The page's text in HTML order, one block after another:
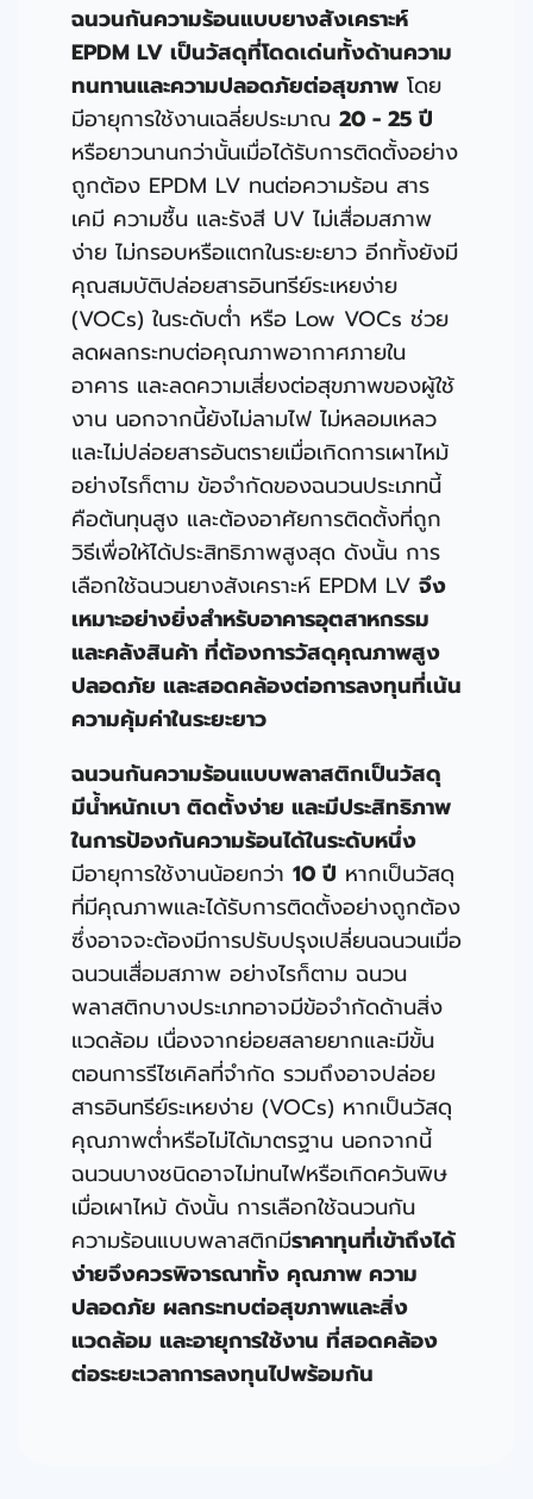
ฉนวนกันความร้อนแบบยางสังเคราะห์
EPDM LV เป็นวัสดุที่โดดเด่นทั้งด้านความ
ทนทานและความปลอดภัยต่อสุขภาพ โดย
มีอายุการใช้งานเฉลี่ยประมาณ 20 - 25 ปี
หรือยาวนานกว่านั้นเมื่อได้รับการติดตั้งอย่าง
ถูกต้อง EPDM LV ทนต่อความร้อน สาร
เคมี ความชื้น และรังสี UV ไม่เสื่อมสภาพ
ง่าย ไม่กรอบหรือแตกในระยะยาว อีกทั้งยังมี
คุณสมบัติปล่อยสารอินทรีย์ระเหยง่าย
(VOCs) ในระดับตํ่า หรือ Low VOCs ช่วย
ลดผลกระทบต่อคุณภาพอากาศภายใน
อาคาร และลดความเสี่ยงต่อสุขภาพของผู้ใช้
งาน นอกจากนี้ยังไม่ลามไฟ ไม่หลอมเหลว
และไม่ปล่อยสารอันตรายเมื่อเกิดการเผาไหม้
อย่างไรก็ตาม ข้อจํากัดของฉนวนประเภทนี้
คือต้นทุนสูง และต้องอาศัยการติดตั้งที่ถูก
วิธีเพื่อให้ได้ประสิทธิภาพสูงสุด ดังนั้น การ
เลือกใช้ฉนวนยางสังเคราะห์ EPDM LV จึง
เหมาะอย่างยิ่งสําหรับอาคารอุตสาหกรรม
และคลังสินค้า ที่ต้องการวัสดุคุณภาพสูง
ปลอดภัย และสอดคล้องต่อการลงทุนที่เน้น
ความคุ้มค่าในระยะยาว
ฉนวนกันความร้อนแบบพลาสติกเป็นวัสดุ
มีนํ้าหนักเบา ติดตั้งง่าย และมีประสิทธิภาพ
ในการป้องกันความร้อนได้ในระดับหนึ่ง
มีอายุการใช้งานน้อยกว่า 10 ปี หากเป็นวัสดุ
ที่มีคุณภาพและได้รับการติดตั้งอย่างถูกต้อง
ซึ่งอาจจะต้องมีการปรับปรุงเปลี่ยนฉนวนเมื่อ
ฉนวนเสื่อมสภาพ อย่างไรก็ตาม ฉนวน
พลาสติกบางประเภทอาจมีข้อจํากัดด้านสิ่ง
แวดล้อม เนื่องจากย่อยสลายยากและมีขั้น
ตอนการรีไซเคิลที่จํากัด รวมถึงอาจปล่อย
สารอินทรีย์ระเหยง่าย (VOCs) หากเป็นวัสดุ
คุณภาพตํ่าหรือไม่ได้มาตรฐาน นอกจากนี้
ฉนวนบางชนิดอาจไม่ทนไฟหรือเกิดควันพิษ
เมื่อเผาไหม้ ดังนั้น การเลือกใช้ฉนวนกัน
ความร้อนแบบพลาสติกมีราคาทุนที่เข้าถึงได้
ง่ายจึงควรพิจารณาทั้ง คุณภาพ ความ
ปลอดภัย ผลกระทบต่อสุขภาพและสิ่ง
แวดล้อม และอายุการใช้งาน ที่สอดคล้อง
ต่อระยะเวลาการลงทุนไปพร้อมกัน